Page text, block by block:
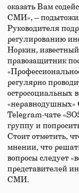
оказать Вам
СМИ», –
Руководителя
регулированию
Норкин,
правозащитник
регулярно
остросоциальных
«неравнодушных»
Telegram-чате
группу и
Стоит отметить,
мнении, что
вопросы следует
представителей
СМИ.